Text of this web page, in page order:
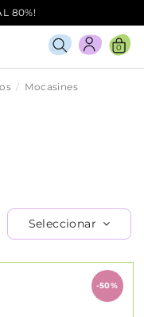
80%!
0
Mocasines
Seleccionar
-50%